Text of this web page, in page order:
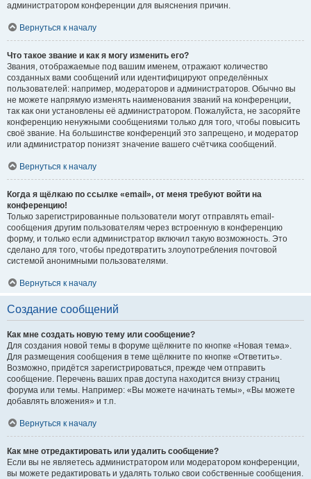
администратором конференции для выяснения причин.
Вернуться к началу
Что такое звание и как я могу изменить его?
Звания, отображаемые под вашим именем, отражают количество
созданных вами сообщений или идентифицируют определённых
пользователей: например, модераторов и администраторов. Обычно вы
не можете напрямую изменять наименования званий на конференции,
так как они установлены её администратором. Пожалуйста, не засоряйте
конференцию ненужными сообщениями только для того, чтобы повысить
своё звание. На большинстве конференций это запрещено, и модератор
или администратор понизят значение вашего счётчика сообщений.
Вернуться к началу
Когда я щёлкаю по ссылке «email», от меня требуют войти на
конференцию!
Только зарегистрированные пользователи могут отправлять email-
сообщения другим пользователям через встроенную в конференцию
форму, и только если администратор включил такую возможность. Это
сделано для того, чтобы предотвратить злоупотребления почтовой
системой анонимными пользователями.
Вернуться к началу
Создание сообщений
Как мне создать новую тему или сообщение?
Для создания новой темы в форуме щёлкните по кнопке «Новая тема».
Для размещения сообщения в теме щёлкните по кнопке «Ответить».
Возможно, придётся зарегистрироваться, прежде чем отправить
сообщение. Перечень ваших прав доступа находится внизу страниц
форума или темы. Например: «Вы можете начинать темы», «Вы можете
добавлять вложения» и т.п.
Вернуться к началу
Как мне отредактировать или удалить сообщение?
Если вы не являетесь администратором или модератором конференции,
вы можете редактировать и удалять только свои собственные сообщения.